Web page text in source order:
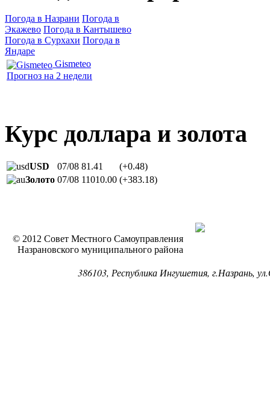
Погода в Назрани Погода в
Экажево Погода в Кантышево
Погода в Сурхахи Погода в
Яндаре
Gismeteo
Прогноз на 2 недели
Курс доллара и золота
USD 07/08 81.41
(+0.48)
Золото 07/08 11010.00 (+383.18)
© 2012 Совет Местного Самоуправления
Назрановского муниципального района
386103, Республика Ингушетия, г.Назрань,